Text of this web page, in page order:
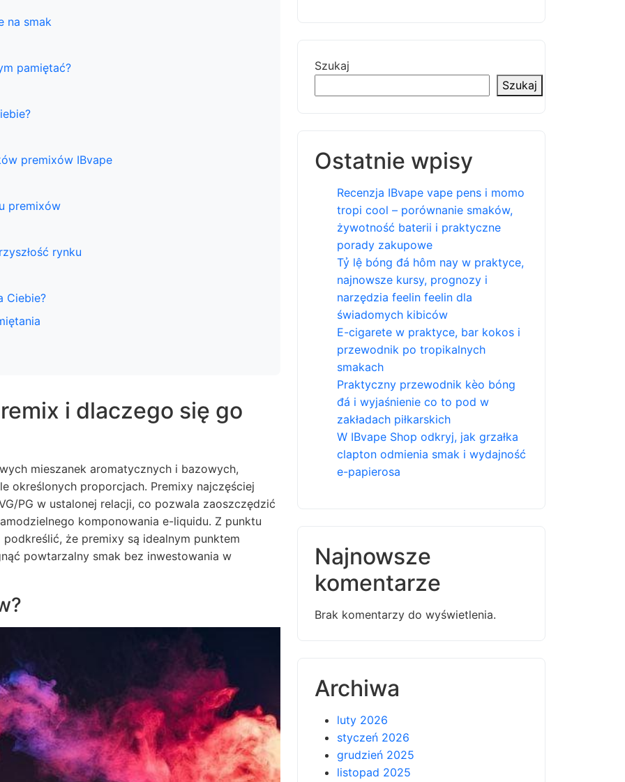
na smak
pamiętać?
premixów IBvape
premixów
rynku
Ciebie?
i dlaczego się go
mieszanek aromatycznych i bazowych,
określonych proporcjach. Premixy najczęściej
PG w ustalonej relacji, co pozwala zaoszczędzić
komponowania e-liquidu. Z punktu
że premixy są idealnym punktem
powtarzalny smak bez inwestowania w
Szukaj
Szukaj
Ostatnie wpisy
Recenzja IBvape vape pens i momo
tropi cool – porównanie smaków,
żywotność baterii i praktyczne
porady zakupowe
Tỷ lệ bóng đá hôm nay w praktyce,
najnowsze kursy, prognozy i
narzędzia feelin feelin dla
świadomych kibiców
E-cigarete w praktyce, bar kokos i
przewodnik po tropikalnych
smakach
Praktyczny przewodnik kèo bóng
đá i wyjaśnienie co to pod w
zakładach piłkarskich
W IBvape Shop odkryj, jak grzałka
clapton odmienia smak i wydajność
e-papierosa
Najnowsze
komentarze
Brak komentarzy do wyświetlenia.
Archiwa
luty 2026
styczeń 2026
grudzień 2025
listopad 2025